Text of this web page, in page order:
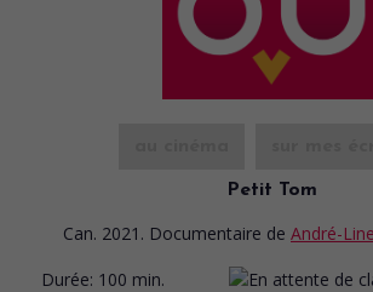
Petit Tom
Can. 2021. Documentaire de André-
Durée: 100 min.